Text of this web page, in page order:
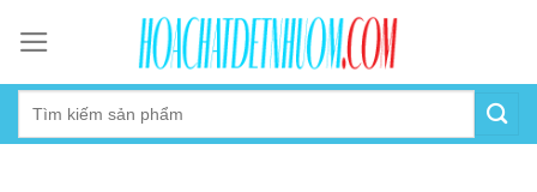
content